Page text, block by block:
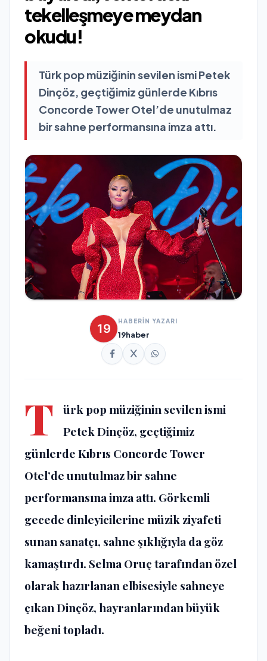
tekelleşmeye meydan
okudu!
Türk pop müziğinin sevilen ismi Petek
Dinçöz, geçtiğimiz günlerde Kıbrıs
Concorde Tower Otel’de unutulmaz
bir sahne performansına imza attı.
HABERİN YAZARI
19haber
T
ürk pop müziğinin sevilen ismi
Petek Dinçöz, geçtiğimiz
günlerde Kıbrıs Concorde Tower
Otel’de unutulmaz bir sahne
performansına imza attı. Görkemli
gecede dinleyicilerine müzik ziyafeti
sunan sanatçı, sahne şıklığıyla da göz
kamaştırdı. Selma Oruç tarafından özel
olarak hazırlanan elbisesiyle sahneye
çıkan Dinçöz, hayranlarından büyük
beğeni topladı.